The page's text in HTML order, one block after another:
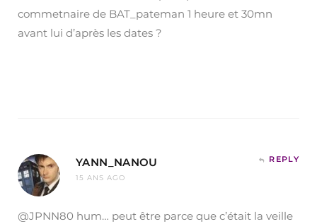
commetnaire de BAT_pateman 1 heure et 30mn
avant lui d’après les dates ?
YANN_NANOU
15 ANS AGO
REPLY
@JPNN80 hum… peut être parce que c’était la veille